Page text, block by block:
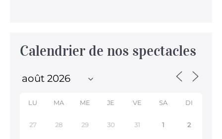
Calendrier de nos spectacles
LU MA ME JE VE SA DI
27 28 29 30 31 1 2